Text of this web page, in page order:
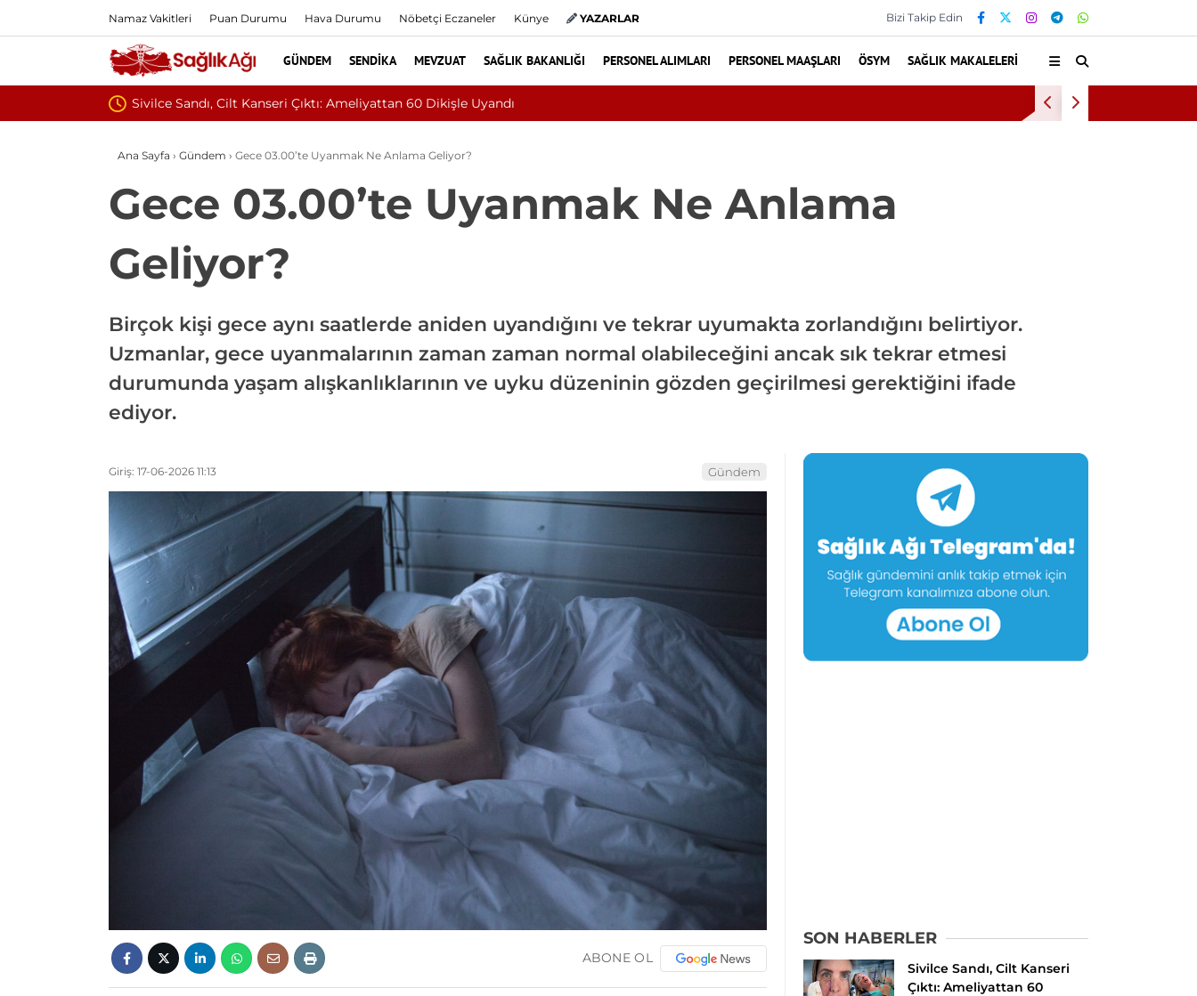
Namaz Vakitleri Puan Durumu Hava Durumu Nöbetçi Eczaneler Künye YAZARLAR Bizi Takip Edin
GÜNDEM SENDIKA MEVZUAT SAĞLIK BAKANLIĞI PERSONEL ALIMLARI PERSONEL MAAŞLARI ÖSYM SAĞLIK MAKALELERI
Baş Dönmesiyle Gitti, Dünyada 68. Bundgaard Sendromu Vakası Oldu KKKA Aşısında Flaş
Ana Sayfa › Gündem › Gece 03.00’te Uyanmak Ne Anlama Geliyor?
Gece 03.00’te Uyanmak Ne Anlama
Geliyor?
Birçok kişi gece aynı saatlerde aniden uyandığını ve tekrar uyumakta zorlandığını belirtiyor.
Uzmanlar, gece uyanmalarının zaman zaman normal olabileceğini ancak sık tekrar etmesi
durumunda yaşam alışkanlıklarının ve uyku düzeninin gözden geçirilmesi gerektiğini ifade
ediyor.
Giriş: 17-06-2026 11:13 Gündem
ABONE OL
SON HABERLER
Sivilce Sandı, Cilt Kanseri
Çıktı: Ameliyattan 60